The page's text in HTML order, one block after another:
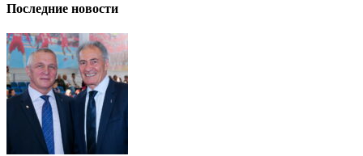
Последние новости